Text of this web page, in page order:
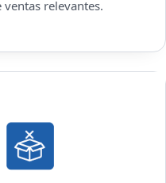
relevantes.